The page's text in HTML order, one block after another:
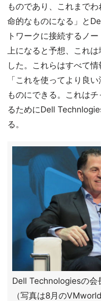
ものであり、これまで
命的なものになる」と
トワークに接続するノ
上になると予想、これ
した。これらはすべて情
「これを使ってより良
ものにできる。これは
るためにDell
る。
Dell Technologiesの会
（写真は8月の